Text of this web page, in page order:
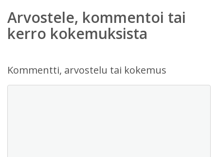
Arvostele, kommentoi tai
kerro kokemuksista
Kommentti, arvostelu tai kokemus